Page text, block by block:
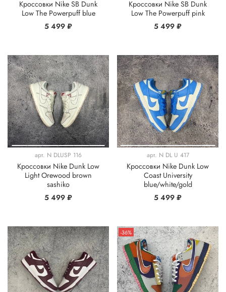
Кроссовки Nike SB Dunk
Low The Powerpuff blue
5 499 ₽
Кроссовки Nike SB Dunk
Low The Powerpuff pink
5 499 ₽
арт. N DLUSP 116
Кроссовки Nike Dunk Low
Light Orewood brown
sashiko
5 499 ₽
арт. N DL U 417
Кроссовки Nike Dunk Low
Coast University
blue/white/gold
5 499 ₽
-36%